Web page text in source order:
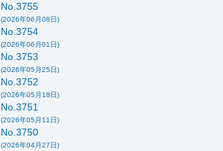
No.3755
(2026年06月08日)
No.3754
(2026年06月01日)
No.3753
(2026年05月25日)
No.3752
(2026年05月18日)
No.3751
(2026年05月11日)
No.3750
(2026年04月27日)